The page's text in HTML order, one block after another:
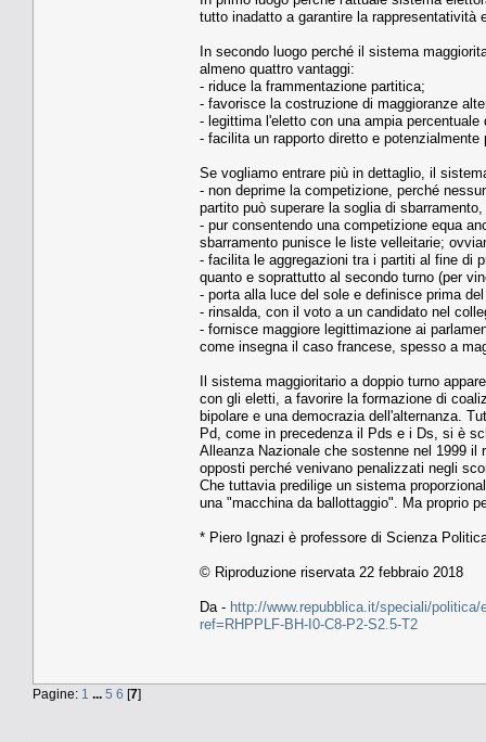
tutto inadatto a garantire la
In secondo luogo perché il sistema
almeno quattro vantaggi:
- riduce la frammentazione partitica;
- favorisce la costruzione di maggioranze
- legittima l'eletto con una ampia percentuale
- facilita un rapporto diretto e
Se vogliamo entrare più in dettaglio, il
- non deprime la competizione, perché
partito può superare la soglia di
- pur consentendo una competizione equa
sbarramento punisce le liste velleitarie;
- facilita le aggregazioni tra i partiti al fine di
quanto e soprattutto al secondo turno (per
- porta alla luce del sole e definisce prima
- rinsalda, con il voto a un candidato nel
- fornisce maggiore legittimazione ai
come insegna il caso francese, spesso a
Il sistema maggioritario a doppio turno
con gli eletti, a favorire la formazione di
bipolare e una democrazia dell'alternanza.
Pd, come in precedenza il Pds e i Ds, si è
Alleanza Nazionale che sostenne nel 1999 il
opposti perché venivano penalizzati negli
Che tuttavia predilige un sistema
una "macchina da ballottaggio". Ma proprio
* Piero Ignazi è professore di Scienza
© Riproduzione riservata 22 febbraio 2018
Da - http://www.repubblica.it/speciali/
ref=RHPPLF-BH-I0-C8-P2-S2.5-T2
Pagine: 1 ... 5 6 [7]